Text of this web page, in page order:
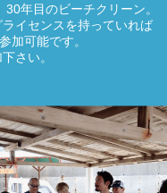
30年目のビーチクリーン。
ライセンスを持っていれば
加可能です。
さい。